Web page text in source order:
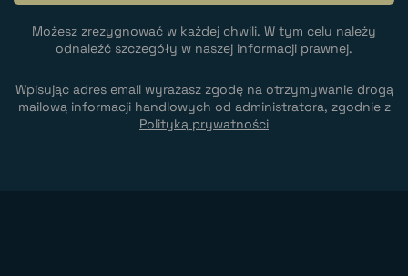
Możesz zrezygnować w każdej chwili. W tym celu należy
odnaleźć szczegóły w naszej informacji prawnej.
Wpisując adres email wyrażasz zgodę na otrzymywanie drogą
mailową informacji handlowych od administratora, zgodnie z
Polityką prywatności